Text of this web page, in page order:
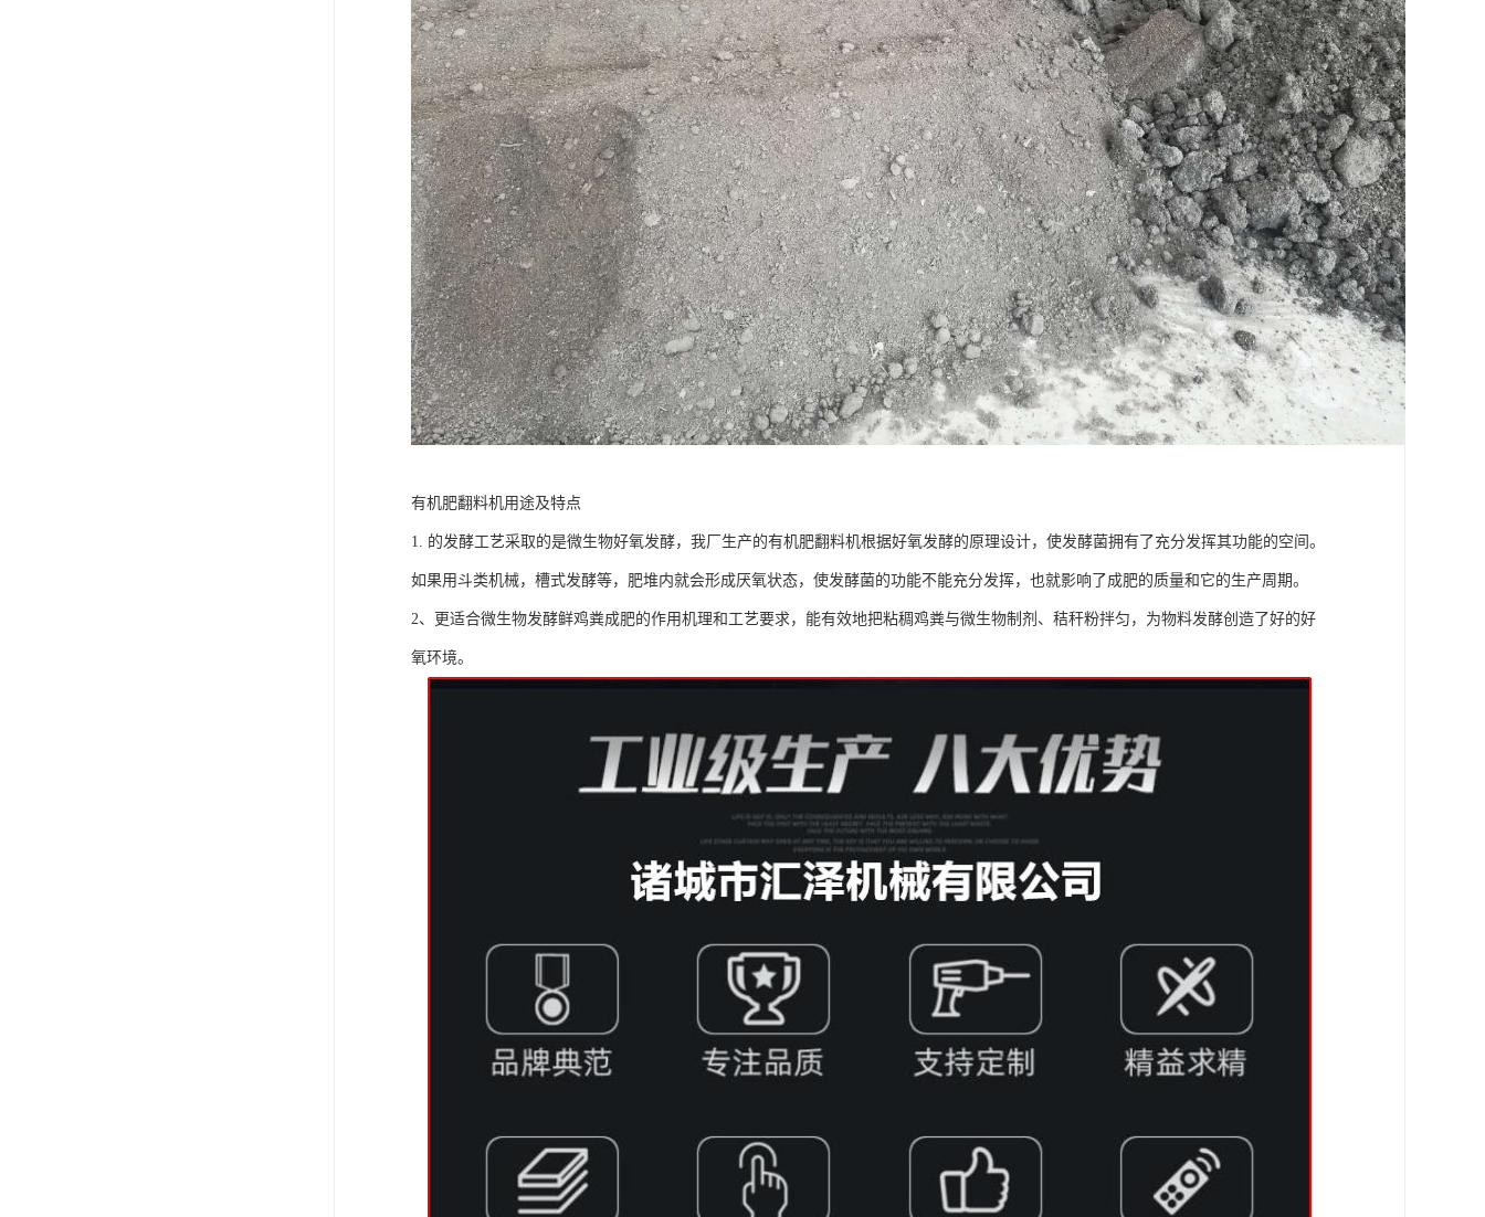
有机肥翻料机用途及特点
1. 的发酵工艺采取的是微生物好氧发酵，我厂生产的有机肥翻料机根据好氧发酵的原理设计，使发酵菌拥有了充分发挥其功能的空间。
如果用斗类机械，槽式发酵等，肥堆内就会形成厌氧状态，使发酵菌的功能不能充分发挥，也就影响了成肥的质量和它的生产周期。
2、更适合微生物发酵鲜鸡粪成肥的作用机理和工艺要求，能有效地把粘稠鸡粪与微生物制剂、秸秆粉拌匀，为物料发酵创造了好的好
氧环境。